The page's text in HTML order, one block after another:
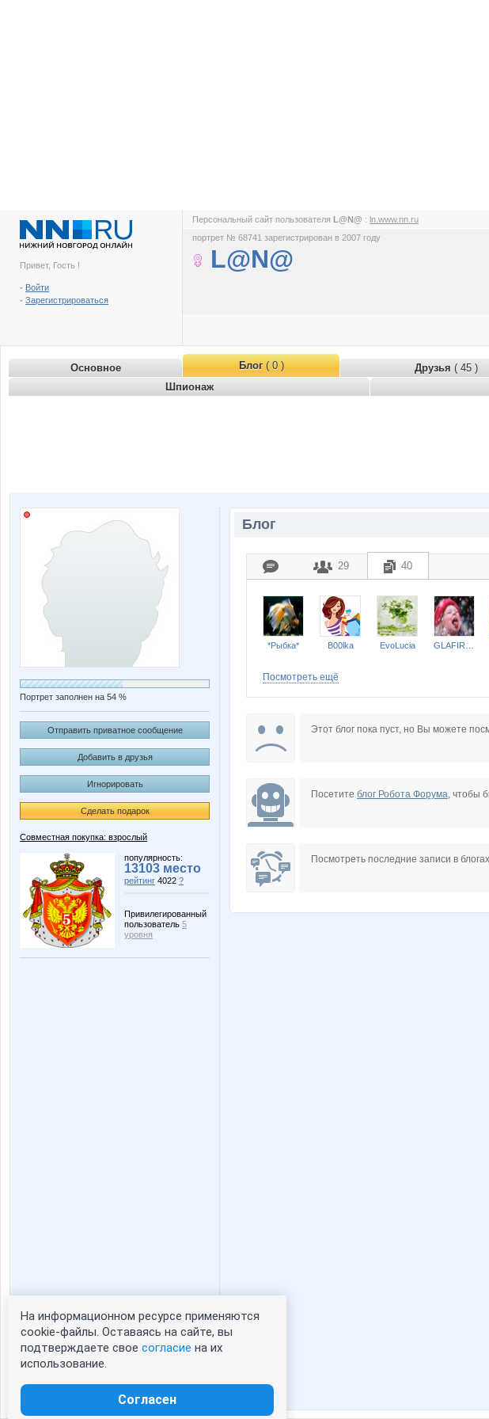
Привет, Гость !
- Войти
- Зарегистрироваться
Персональный сайт пользователя L@N@ : ln.www.nn.ru
портрет № 68741 зарегистрирован в 2007 году
L@N@
Основное Блог( 0 ) Друзья ( 45 )
Шпионаж
Портрет заполнен на 54 %
Отправить приватное сообщение
Добавить в друзья
Игнорировать
Сделать подарок
Совместная покупка: взрослый
популярность:
13103 место
рейтинг 4022 ?
Привилегированный
пользователь 5
уровня
Статистика портрета:
сейчас просматривают портрет - 0
зарегистрированные пользователи
Блог
29 40
*Рыбка* B00lka EvoLucia
пандра-21
Шахусь
Посмотреть ещё
Этот блог пока пуст, но Вы можете
Посетите блог Робота Форума, чтобы
Посмотреть последние записи в
На информационном ресурсе применяются
cookie-файлы. Оставаясь на сайте, вы
подтверждаете свое согласие на их
использование.
Согласен